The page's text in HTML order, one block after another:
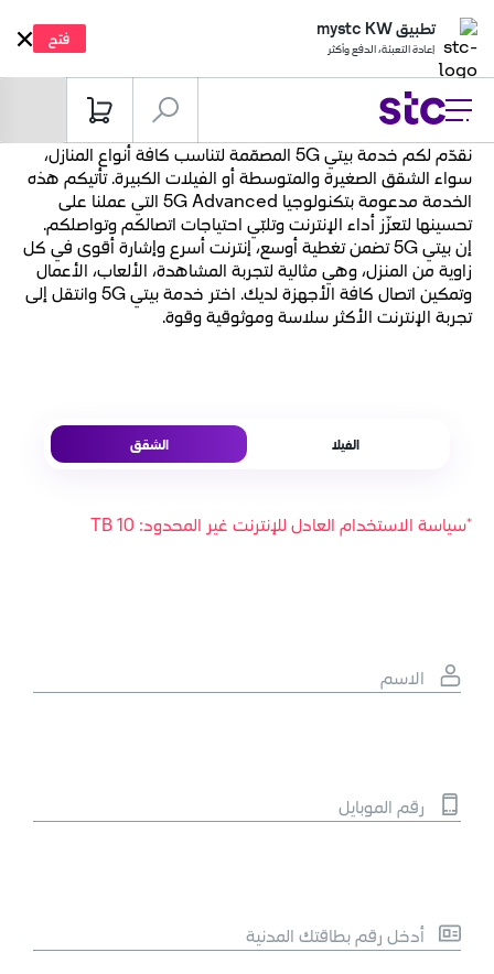
تطبيق mystc KW
إعادة التعبئة، الدفع وأكثر
فتح
نقدّم لكم خدمة بيتي 5G المصمّمة لتناسب كافة أنواع المنازل،
سواء الشقق الصغيرة والمتوسطة أو الفيلات الكبيرة. تأتيكم هذه
الخدمة مدعومة بتكنولوجيا 5G Advanced التي عملنا على
تحسينها لتعزّز أداء الإنترنت وتلبّي احتياجات اتصالكم وتواصلكم.
إن بيتي 5G تضمن تغطية أوسع، إنترنت أسرع وإشارة أقوى في كل
زاوية من المنزل، وهي مثالية لتجربة المشاهدة، الألعاب، الأعمال
وتمكين اتصال كافة الأجهزة لديك. اختر خدمة بيتي 5G وانتقل إلى
تجربة الإنترنت الأكثر سلاسة وموثوقية وقوة.
الفيلا الشقق
*سياسة الاستخدام العادل للإنترنت غير المحدود: 10 TB
الاسم
رقم الموبايل
أدخل رقم بطاقتك المدنية